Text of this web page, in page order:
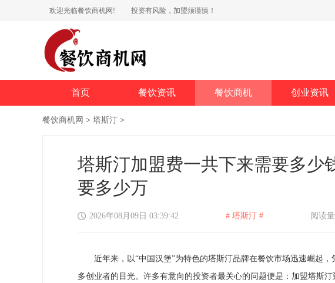
欢迎光临餐饮商机网! 投资有风险，加盟须谨慎！
首页 餐饮资讯 餐饮商机 创业资讯
餐饮商机网 > 塔斯汀 >
塔斯汀加盟费一共下来需要多少
要多少万
2026年08月09日 03:39:42 # 塔斯汀 # 阅读
近年来，以“中国汉堡”为特色的塔斯汀品牌在餐饮市场迅速崛起，
多创业者的目光。许多有意向的投资者最关心的问题便是：加盟塔斯